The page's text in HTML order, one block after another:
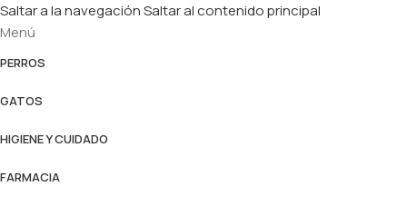
Saltar a la navegaciónSaltar al contenido principal
Menú
PERROS
GATOS
HIGIENE Y CUIDADO
FARMACIA